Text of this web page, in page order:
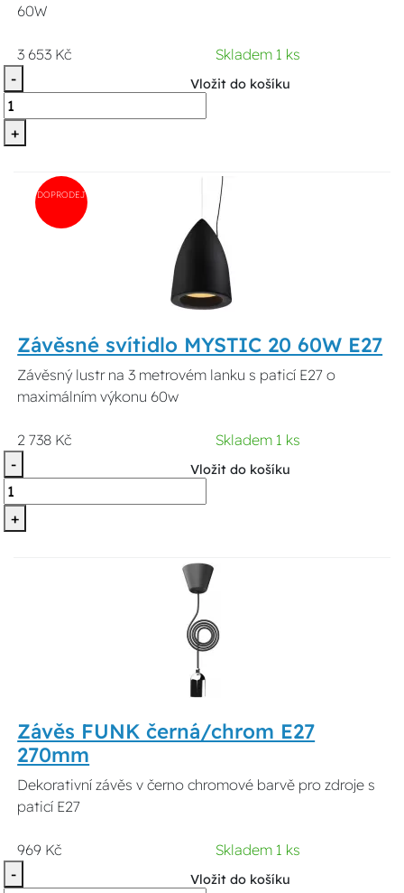
60W
3 653 Kč
Skladem 1 ks
-
+
Vložit do košíku
DOPRODEJ
Závěsné svítidlo MYSTIC 20 60W E27
Závěsný lustr na 3 metrovém lanku s paticí E27 o
maximálním výkonu 60w
2 738 Kč
Skladem 1 ks
-
+
Vložit do košíku
Závěs FUNK černá/chrom E27
270mm
Dekorativní závěs v černo chromové barvě pro zdroje s
paticí E27
969 Kč
Skladem 1 ks
-
Vložit do košíku